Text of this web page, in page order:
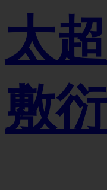
太
敷衍